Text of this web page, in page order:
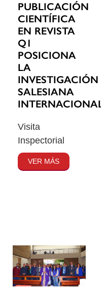
PUBLICACIÓN
CIENTÍFICA
EN REVISTA
Q1
POSICIONA
LA
INVESTIGACIÓN
SALESIANA
Visita
Inspectorial
VER MÁS